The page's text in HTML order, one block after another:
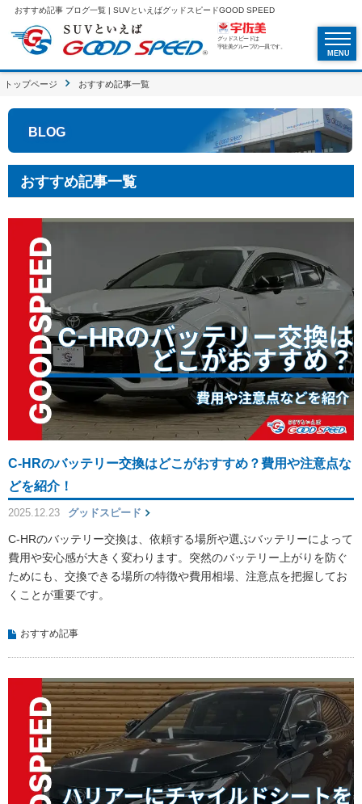
おすすめ記事 ブログ一覧 | SUVといえばグッドスピードGOOD SPEED
グッドスピードは
宇佐美グループの一員です。
MENU
トップページ おすすめ記事一覧
BLOG
おすすめ記事一覧
C-HRのバッテリー交換はどこがおすすめ？費用や注意点な
どを紹介！
2025.12.23 グッドスピード
C-HRのバッテリー交換は、依頼する場所や選ぶバッテリーによって
費用や安心感が大きく変わります。突然のバッテリー上がりを防ぐ
ためにも、交換できる場所の特徴や費用相場、注意点を把握してお
くことが重要です。
おすすめ記事